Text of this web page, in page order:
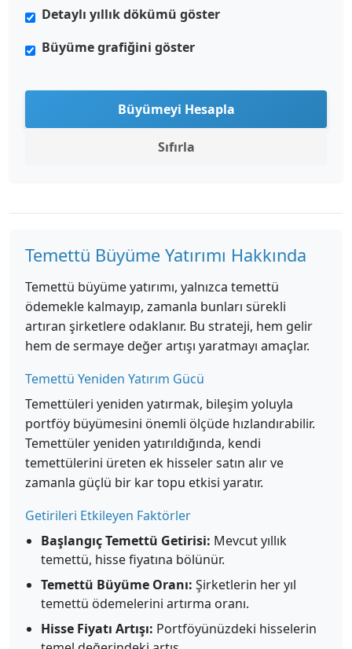
Detaylı yıllık dökümü göster
Büyüme grafiğini göster
Büyümeyi Hesapla
Sıfırla
Temettü Büyüme Yatırımı Hakkında
Temettü büyüme yatırımı, yalnızca temettü
ödemekle kalmayıp, zamanla bunları sürekli
artıran şirketlere odaklanır. Bu strateji, hem gelir
hem de sermaye değer artışı yaratmayı amaçlar.
Temettü Yeniden Yatırım Gücü
Temettüleri yeniden yatırmak, bileşim yoluyla
portföy büyümesini önemli ölçüde hızlandırabilir.
Temettüler yeniden yatırıldığında, kendi
temettülerini üreten ek hisseler satın alır ve
zamanla güçlü bir kar topu etkisi yaratır.
Getirileri Etkileyen Faktörler
Başlangıç Temettü Getirisi: Mevcut yıllık
temettü, hisse fiyatına bölünür.
Temettü Büyüme Oranı: Şirketlerin her yıl
temettü ödemelerini artırma oranı.
Hisse Fiyatı Artışı: Portföyünüzdeki hisselerin